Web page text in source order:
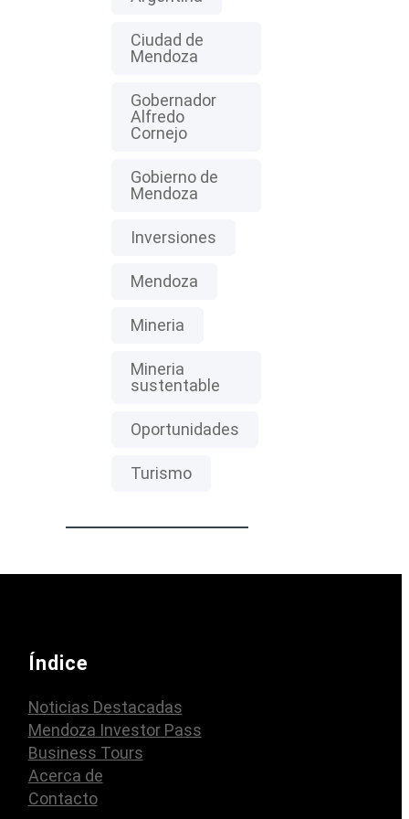
Ciudad de
Mendoza
Gobernador
Alfredo
Cornejo
Gobierno de
Mendoza
Inversiones
Mendoza
Mineria
Mineria
sustentable
Oportunidades
Turismo
Índice
Noticias Destacadas
Mendoza Investor Pass
Business Tours
Acerca de
Contacto